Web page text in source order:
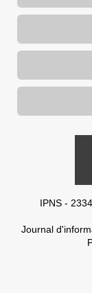
IPNS -
Journal